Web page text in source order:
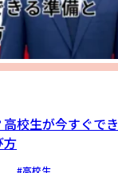
校生が今すぐでき
方